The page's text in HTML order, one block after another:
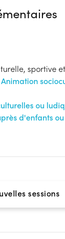
sportive
ou
d'enfants
sessions